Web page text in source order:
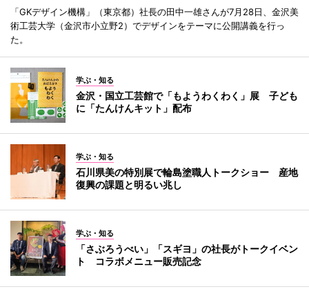
「GKデザイン機構」（東京都）社長の田中一雄さんが7月28日、金沢美
術工芸大学（金沢市小立野2）でデザインをテーマに公開講義を行っ
た。
学ぶ・知る
金沢・国立工芸館で「もようわくわく」展 子ども
に「たんけんキット」配布
学ぶ・知る
石川県美の特別展で輪島塗職人トークショー 産地
復興の課題と明るい兆し
学ぶ・知る
「さぶろうべい」「スギヨ」の社長がトークイベン
ト コラボメニュー販売記念